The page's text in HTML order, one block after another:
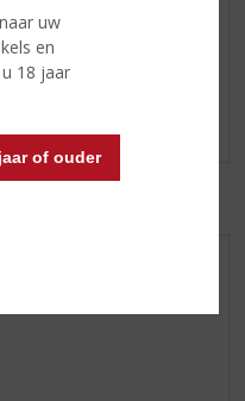
uw
en
18 jaar
of ouder